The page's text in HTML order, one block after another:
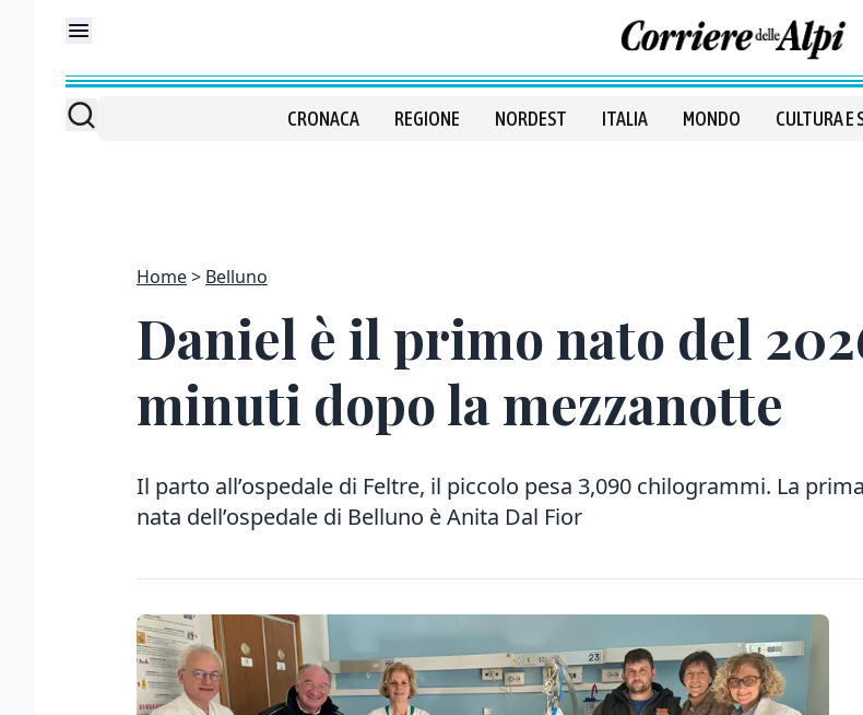
CRONACA REGIONE NORDEST ITALIA MONDO CULTURA E
Home Belluno
Daniel è il primo nato del
minuti dopo la mezzanotte
Il parto all’ospedale di Feltre, il piccolo pesa 3,090 chilogrammi. La prima
nata dell’ospedale di Belluno è Anita Dal Fior